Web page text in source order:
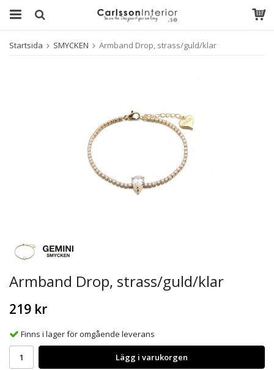
Startsida SMYCKEN Armband Drop, strass/guld/klar
Armband Drop, strass/guld/klar
219 kr
Finns i lager för omgående leverans
Lägg i varukorgen